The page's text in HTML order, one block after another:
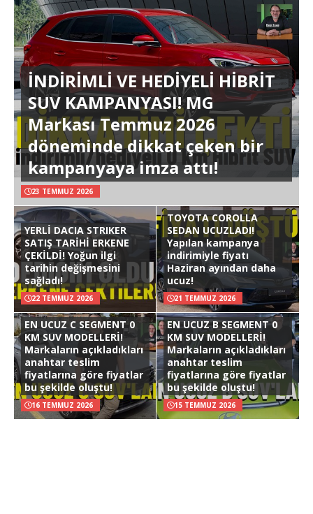
İNDİRİMLİ VE HEDİYELİ HİBRİT
SUV KAMPANYASI! MG
Markası Temmuz 2026
döneminde dikkat çeken bir
kampanyaya imza attı!
23 TEMMUZ 2026
YERLİ DACIA STRIKER
SATIŞ TARİHİ ERKENE
ÇEKİLDİ! Yoğun ilgi
tarihin değişmesini
sağladı!
22 TEMMUZ 2026
TOYOTA COROLLA
SEDAN UCUZLADI!
Yapılan kampanya
indirimiyle fiyatı
Haziran ayından daha
ucuz!
21 TEMMUZ 2026
EN UCUZ C SEGMENT 0
KM SUV MODELLERİ!
Markaların açıkladıkları
anahtar teslim
fiyatlarına göre fiyatlar
bu şekilde oluştu!
16 TEMMUZ 2026
EN UCUZ B SEGMENT 0
KM SUV MODELLERİ!
Markaların açıkladıkları
anahtar teslim
fiyatlarına göre fiyatlar
bu şekilde oluştu!
15 TEMMUZ 2026